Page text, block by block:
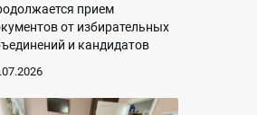
прием
от избирательных
и кандидатов